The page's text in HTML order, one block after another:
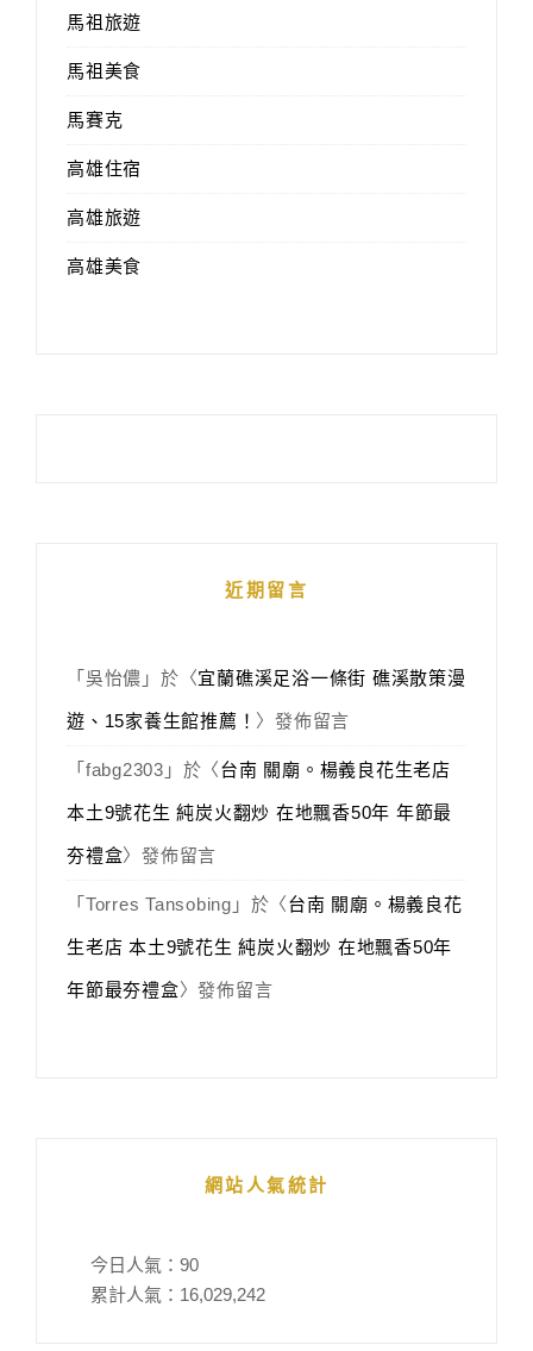
馬祖旅遊
馬祖美食
馬賽克
高雄住宿
高雄旅遊
高雄美食
近期留言
「 吳怡儂 」於〈宜蘭礁溪足浴一條街 礁溪散策漫
遊、15家養生館推薦！ 〉發佈留言
「 fabg2303 」於〈台南 關廟。楊義良花生老店
本土9號花生 純炭火翻炒 在地飄香50年 年節最
夯禮盒〉發佈留言
「 Torres Tansobing 」於〈台南 關廟。楊義良花
生老店 本土9號花生 純炭火翻炒 在地飄香50年
年節最夯禮盒〉發佈留言
網站人氣統計
今日人氣： 90
累計人氣： 16,029,242